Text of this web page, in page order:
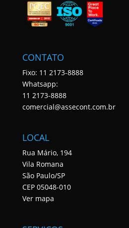
CONTATO
Fixo: 11 2173-8888
Whatsapp:
11 2173-8888
comercial@assecont.com.br
LOCAL
Rua Mário, 194
Vila Romana
São Paulo/SP
CEP 05048-010
Ver mapa